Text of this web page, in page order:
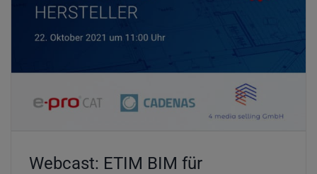
Webcast: ETIM BIM für